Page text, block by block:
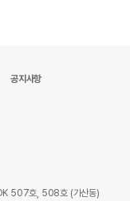
공지사항
507호, 508호 (가산동)